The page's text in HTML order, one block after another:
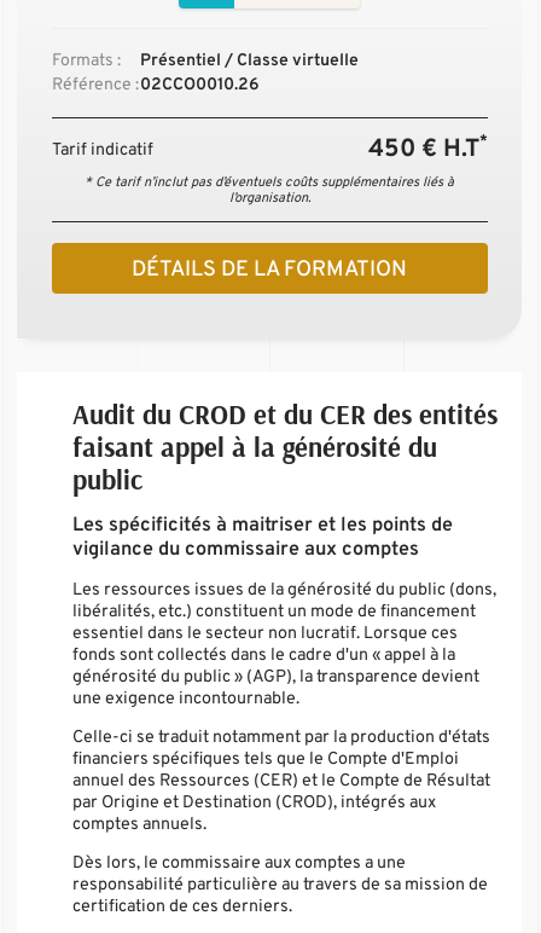
Formats :
Présentiel / Classe virtuelle
Référence :02CCO0010.26
Tarif indicatif 450 € H.T*
* Ce tarif n’inclut pas d’éventuels coûts supplémentaires liés à
l’organisation.
DÉTAILS DE LA FORMATION
Audit du CROD et du CER des entités
faisant appel à la générosité du
public
Les spécificités à maitriser et les points de
vigilance du commissaire aux comptes
Les ressources issues de la générosité du public (dons,
libéralités, etc.) constituent un mode de financement
essentiel dans le secteur non lucratif. Lorsque ces
fonds sont collectés dans le cadre d'un « appel à la
générosité du public » (AGP), la transparence devient
une exigence incontournable.
Celle-ci se traduit notamment par la production d'états
financiers spécifiques tels que le Compte d'Emploi
annuel des Ressources (CER) et le Compte de Résultat
par Origine et Destination (CROD), intégrés aux
comptes annuels.
Dès lors, le commissaire aux comptes a une
responsabilité particulière au travers de sa mission de
certification de ces derniers.